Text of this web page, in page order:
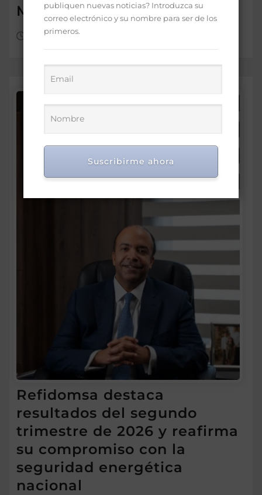
Mayor
Ago 8, 2026
Refidomsa destaca
resultados del segundo
trimestre de 2026 y reafirma
su compromiso con la
seguridad energética
nacional
publiquen nuevas noticias? Introduzca su
correo electrónico y su nombre para ser de los
primeros.
Suscribirme ahora